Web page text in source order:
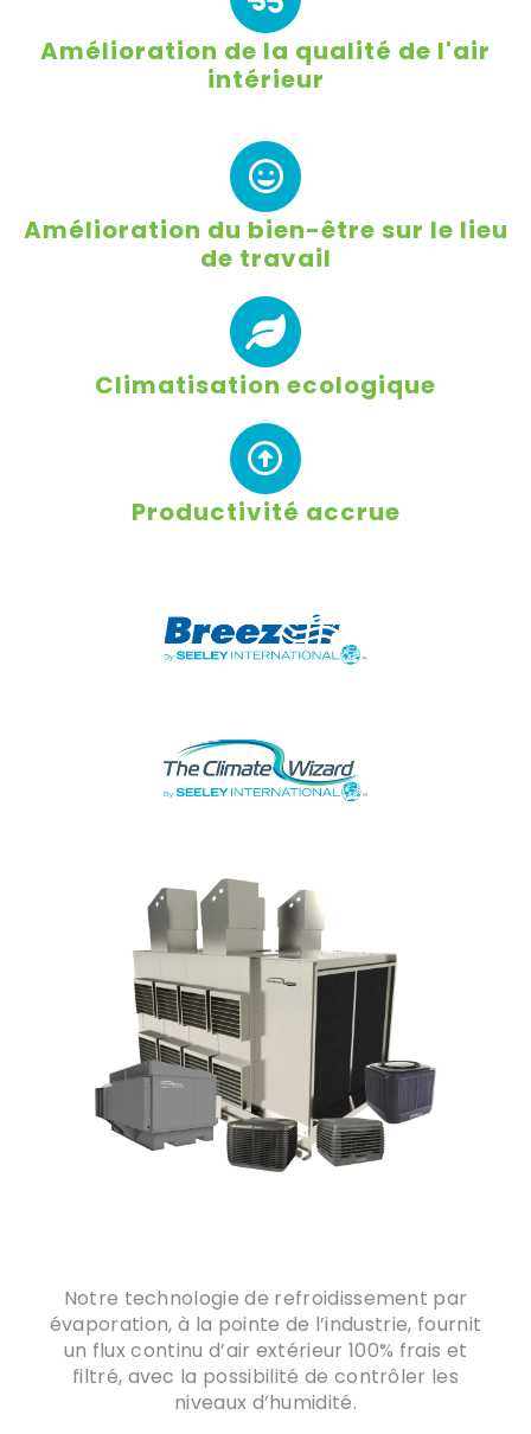
Amélioration de la qualité de l'air
intérieur
Amélioration du bien-être sur le lieu
de travail
Climatisation ecologique
Productivité accrue
Notre technologie de refroidissement par
évaporation, à la pointe de l’industrie, fournit
un flux continu d’air extérieur 100% frais et
filtré, avec la possibilité de contrôler les
niveaux d’humidité.